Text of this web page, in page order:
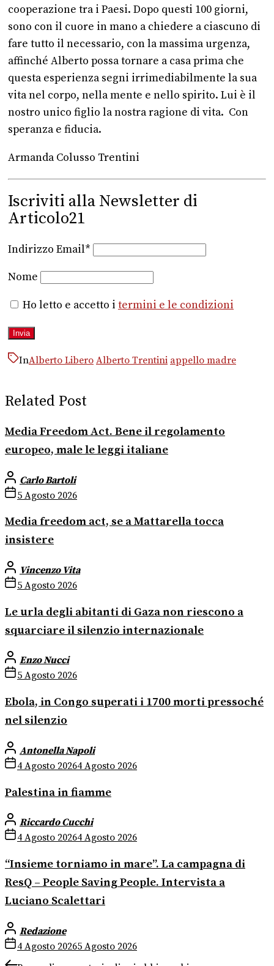
cooperazione tra i Paesi. Dopo questi 100 giorni,
sono con il cuore in mano a chiedere a ciascuno di
fare tutto il necessario, con la massima urgenza,
affinché Alberto possa tornare a casa prima che
questa esperienza segni irrimediabilmente la sua
vita nel corpo, nella mente e nello spirito. Lui è il
nostro unico figlio la nostra ragione di vita. Con
speranza e fiducia.
Armanda Colusso Trentini
Iscriviti alla Newsletter di
Articolo21
Indirizzo Email*
Nome
Ho letto e accetto i termini e le condizioni
InAlberto Libero Alberto Trentini appello madre
Related Post
Media Freedom Act. Bene il regolamento
europeo, male le leggi italiane
Carlo Bartoli
5 Agosto 2026
Media freedom act, se a Mattarella tocca
insistere
Vincenzo Vita
5 Agosto 2026
Le urla degli abitanti di Gaza non riescono a
squarciare il silenzio internazionale
Enzo Nucci
5 Agosto 2026
Ebola, in Congo superati i 1700 morti pressoché
nel silenzio
Antonella Napoli
4 Agosto 20264 Agosto 2026
Palestina in fiamme
Riccardo Cucchi
4 Agosto 20264 Agosto 2026
“Insieme torniamo in mare”. La campagna di
ResQ – People Saving People. Intervista a
Luciano Scalettari
Redazione
4 Agosto 20265 Agosto 2026